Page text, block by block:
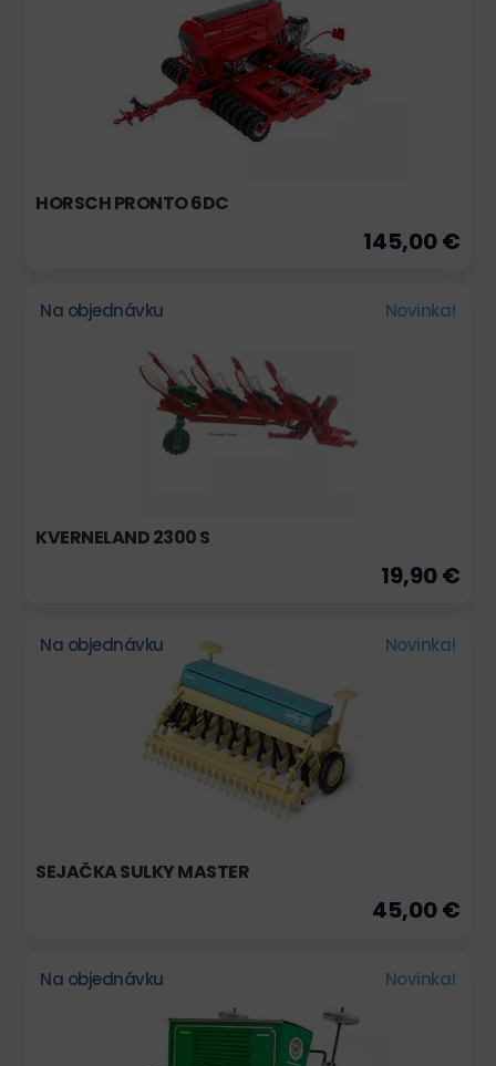
HORSCH PRONTO 6DC
145,00 €
Na objednávku Novinka!
KVERNELAND 2300 S
19,90 €
Na objednávku Novinka!
SEJAČKA SULKY MASTER
45,00 €
Na objednávku Novinka!